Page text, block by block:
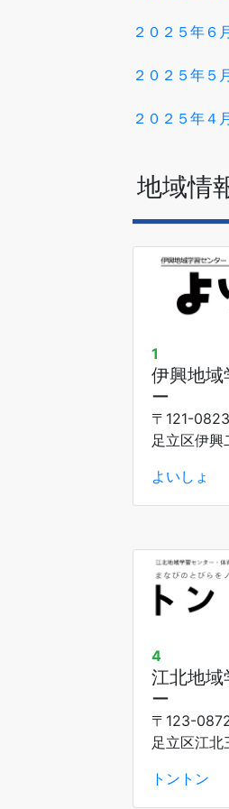
２０２５年６
２０２５年５
２０２５年４
地域情
1
伊興地域
ー
〒121-0823
足立区伊
よいしょ
4
江北地域
ー
〒123-
足立区江
トントン